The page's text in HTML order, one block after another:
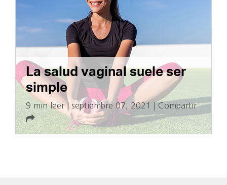
La salud vaginal suele ser
simple
9 min leer| septiembre 07, 2021 Compartir